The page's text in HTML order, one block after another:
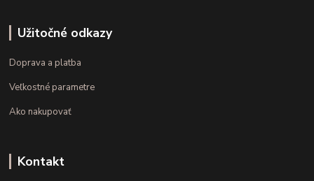
Užitočné odkazy
Doprava a platba
Veľkostné parametre
Ako nakupovať
Kontakt